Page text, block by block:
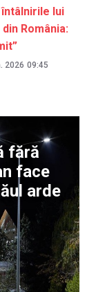
întâlnirile lui
România:
2026 09:45
fără
face
arde